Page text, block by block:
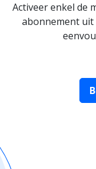
Activeer enkel de
abonnement uit